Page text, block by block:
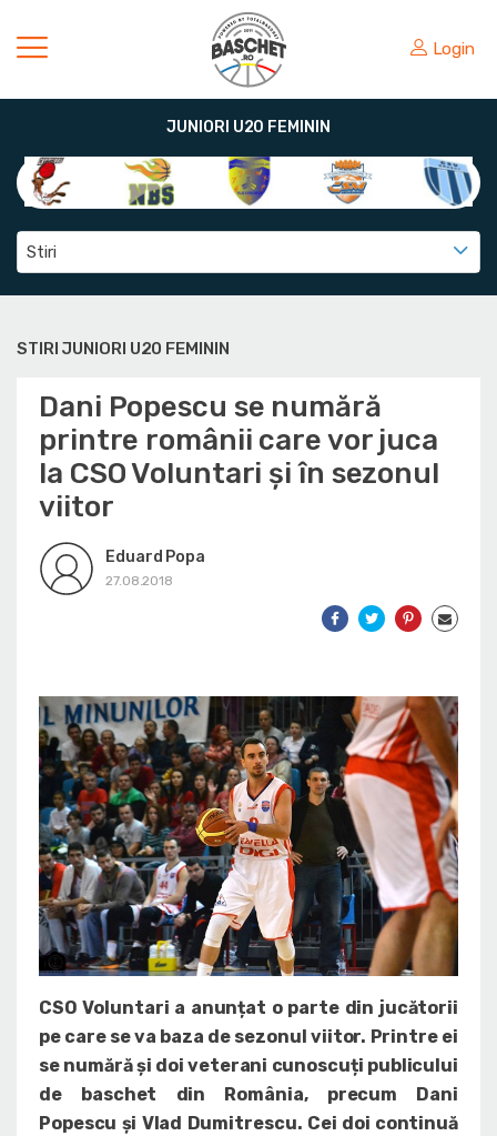
Login
JUNIORI U20 FEMININ
Stiri
STIRI JUNIORI U20 FEMININ
Dani Popescu se numără
printre românii care vor juca
la CSO Voluntari și în sezonul
viitor
Eduard Popa
27.08.2018
CSO Voluntari a anunțat o parte din jucătorii
pe care se va baza de sezonul viitor. Printre ei
se numără și doi veterani cunoscuți publicului
de baschet din România, precum Dani
Popescu și Vlad Dumitrescu. Cei doi continuă